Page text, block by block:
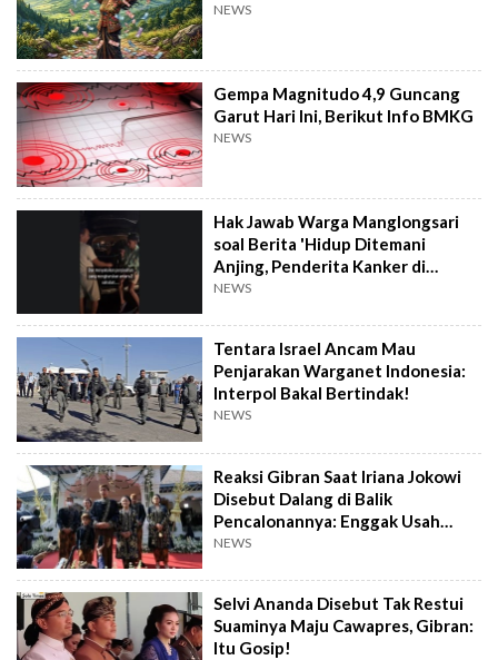
NEWS
Gempa Magnitudo 4,9 Guncang
Garut Hari Ini, Berikut Info BMKG
NEWS
Hak Jawab Warga Manglongsari
soal Berita 'Hidup Ditemani
Anjing, Penderita Kanker di
Wonosobo Diamuk Warga'
NEWS
Tentara Israel Ancam Mau
Penjarakan Warganet Indonesia:
Interpol Bakal Bertindak!
NEWS
Reaksi Gibran Saat Iriana Jokowi
Disebut Dalang di Balik
Pencalonannya: Enggak Usah
Dibesar-besarkan
NEWS
Selvi Ananda Disebut Tak Restui
Suaminya Maju Cawapres, Gibran:
Itu Gosip!